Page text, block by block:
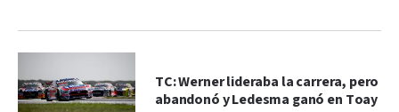
TC: Werner lideraba la carrera, pero
abandonó y Ledesma ganó en Toay